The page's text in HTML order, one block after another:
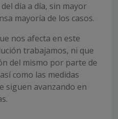
día a día, sin mayor
mayoría de los casos.
nos afecta en este
trabajamos, ni que
del mismo por parte de
como las medidas
siguen avanzando en